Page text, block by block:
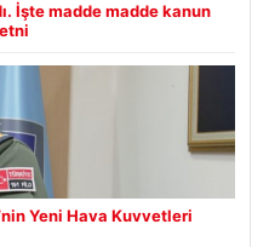
İşte madde madde kanun
Yeni Hava Kuvvetleri